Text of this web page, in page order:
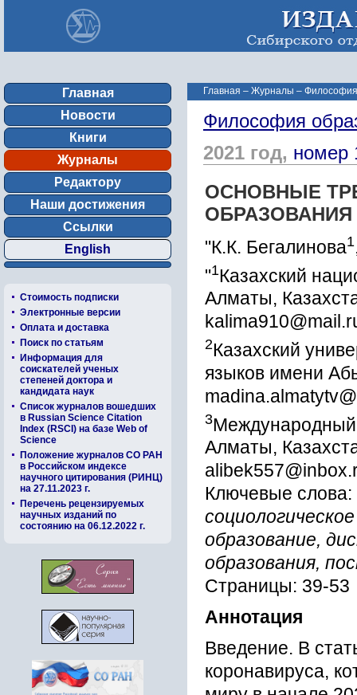
Главная
Новости
Книги
Журналы
Редактору
Наши достижения
Ссылки
English
Стоимость подписки
Электронные версии
Оплата и доставка
Поиск по статьям
Информация для
соискателей ученых
степеней доктора и
кандидата наук
Список журналов вошедших
в Russian Science Citation
Index (RSCI) на базе Web of
Science
Положение журналов СО РАН
в Российском индексе
научного цитирования (РИНЦ)
на 27.11.2023 г.
Перечень рецензируемых
научных изданий по
состоянию на 06.12.2022 г.
Главная – Журналы –
Философия
2021 год, номер
ОСНОВНЫЕ
ОБРАЗОВАНИЯ
"К.К. Бегалинова1
"1Казахский
Алматы,
2Казахский
языков имени
3Международный
Алматы,
Ключевые слова:
образование,
образования,
Страницы: 39-53
Аннотация
Введение. В
коронавируса,